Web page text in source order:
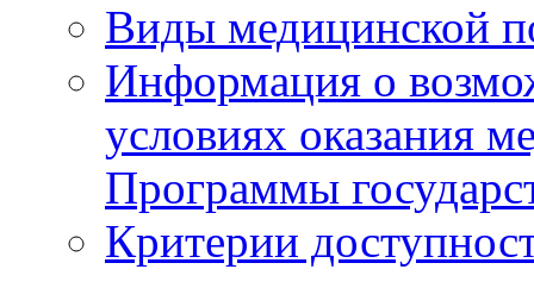
Виды медицинской
Информация о
условиях оказания
Программы
Критерии